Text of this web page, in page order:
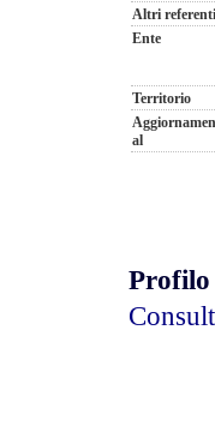
Altri referenti
Ente
Territorio
al
Profilo